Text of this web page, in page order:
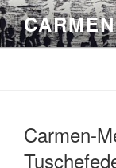
Zum
Inhalt
springen
Carmen-